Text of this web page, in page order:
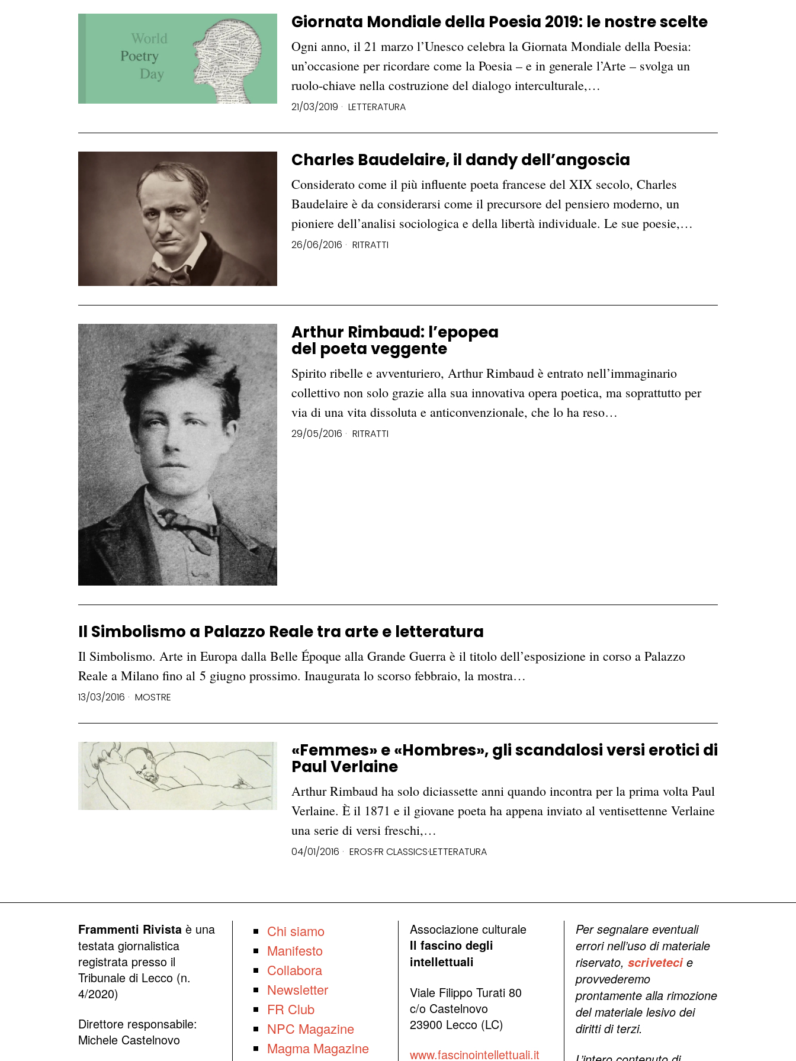
Giornata Mondiale della Poesia 2019: le nostre scelte
Ogni anno, il 21 marzo l’Unesco celebra la Giornata Mondiale della Poesia:
un’occasione per ricordare come la Poesia – e in generale l’Arte – svolga un
ruolo-chiave nella costruzione del dialogo interculturale,…
21/03/2019 LETTERATURA
Charles Baudelaire, il dandy dell’angoscia
Considerato come il più influente poeta francese del XIX secolo, Charles
Baudelaire è da considerarsi come il precursore del pensiero moderno, un
pioniere dell’analisi sociologica e della libertà individuale. Le sue poesie,…
26/06/2016 RITRATTI
Arthur Rimbaud: l’epopea
del poeta veggente
Spirito ribelle e avventuriero, Arthur Rimbaud è entrato nell’immaginario
collettivo non solo grazie alla sua innovativa opera poetica, ma soprattutto per
via di una vita dissoluta e anticonvenzionale, che lo ha reso…
29/05/2016 RITRATTI
Il Simbolismo a Palazzo Reale tra arte e letteratura
Il Simbolismo. Arte in Europa dalla Belle Époque alla Grande Guerra è il titolo dell’esposizione in corso a Palazzo
Reale a Milano fino al 5 giugno prossimo. Inaugurata lo scorso febbraio, la mostra…
13/03/2016 MOSTRE
«Femmes» e «Hombres», gli scandalosi versi erotici di
Paul Verlaine
Arthur Rimbaud ha solo diciassette anni quando incontra per la prima volta Paul
Verlaine. È il 1871 e il giovane poeta ha appena inviato al ventisettenne Verlaine
una serie di versi freschi,…
04/01/2016 EROS·FR CLASSICS·LETTERATURA
Frammenti Rivista è una
testata giornalistica
registrata presso il
Tribunale di Lecco (n.
4/2020)
Direttore responsabile:
Michele Castelnovo
Chi siamo
Manifesto
Collabora
Newsletter
FR Club
NPC Magazine
Magma Magazine
Associazione culturale
Il fascino degli
intellettuali
Viale Filippo Turati 80
c/o Castelnovo
23900 Lecco (LC)
www.fascinointellettuali.it
Per segnalare eventuali
errori nell’uso di materiale
riservato, scriveteci e
provvederemo
prontamente alla rimozione
del materiale lesivo dei
diritti di terzi.